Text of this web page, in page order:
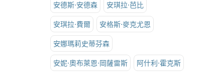
安德斯·安德森 安琪拉·芭比
安琪拉·費爾 安格斯·麥克尤恩
安娜瑪莉史蒂芬森
安妮·奧布萊恩·岡薩雷斯 阿什利·霍克斯